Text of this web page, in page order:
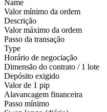
Name
Valor mínimo da ordem
Descrição
Valor máximo da ordem
Passo da transação
Type
Horário de negociação
Dimensão do contrato / 1 lote
Depósito exigido
Valor de 1 pip
Alavancagem financeira
Passo mínimo